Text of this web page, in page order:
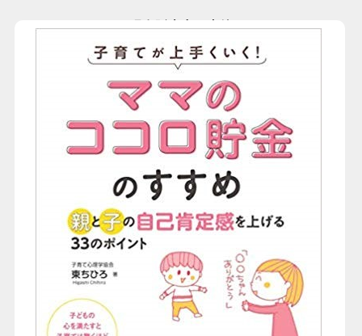
-現在販売中の書籍-